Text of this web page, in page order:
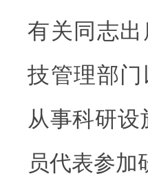
有关同志
技管理部
从事科研
员代表参加